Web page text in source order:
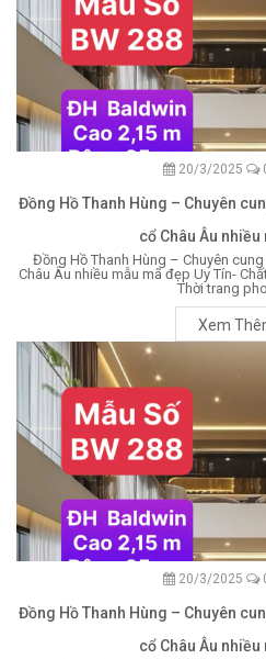
20/3/2025
Đồng Hồ Thanh Hùng – Chuyên
cổ Châu Âu
Đồng Hồ Thanh Hùng – Chuyên
Châu Âu nhiều mẫu mã đẹp Uy Tín-
Thời trang
Xem
20/3/2025
Đồng Hồ Thanh Hùng – Chuyên
cổ Châu Âu